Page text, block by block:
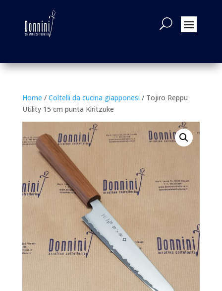
Home / Coltelli da cucina giapponesi / Tojiro Reppu
Utility 15 cm punta Kiritzuke